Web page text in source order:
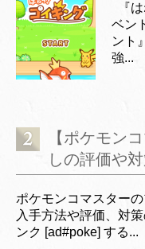
『
ベン
ント
強...
【ポケモン
しの評価や
ポケモンコマスター
入手方法や評価、対
ンク [ad#poke] する...